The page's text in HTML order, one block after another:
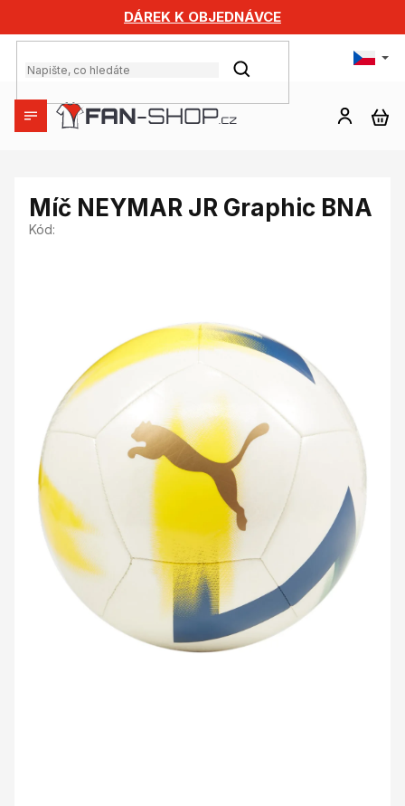
obsah
DÁREK K OBJEDNÁVCE
HLEDAT
Míč NEYMAR JR Graphic BNA
Kód: